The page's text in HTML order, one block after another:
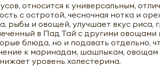
относится к универсальным,
с остротой, чесночная нотка и
рыбы и овощей, улучшает вкус риса,
в Пад Тай с другими овощами
блюда, но и подавать отдельно,
к маринадам, шашлыкам, овощам
уровень холестерина.